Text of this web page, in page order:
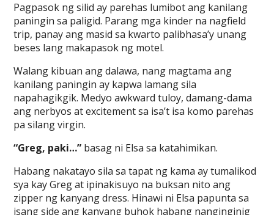
Pagpasok ng silid ay parehas lumibot ang kanilang
paningin sa paligid. Parang mga kinder na nagfield
trip, panay ang masid sa kwarto palibhasa’y unang
beses lang makapasok ng motel.
Walang kibuan ang dalawa, nang magtama ang
kanilang paningin ay kapwa lamang sila
napahagikgik. Medyo awkward tuloy, damang-dama
ang nerbyos at excitement sa isa’t isa komo parehas
pa silang virgin.
“Greg, paki…” basag ni Elsa sa katahimikan.
Habang nakatayo sila sa tapat ng kama ay tumalikod
sya kay Greg at ipinakisuyo na buksan nito ang
zipper ng kanyang dress. Hinawi ni Elsa papunta sa
isang side ang kanyang buhok habang nanginginig